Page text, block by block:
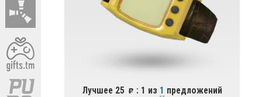
Лучшее 25 : 1 из 1 предложений